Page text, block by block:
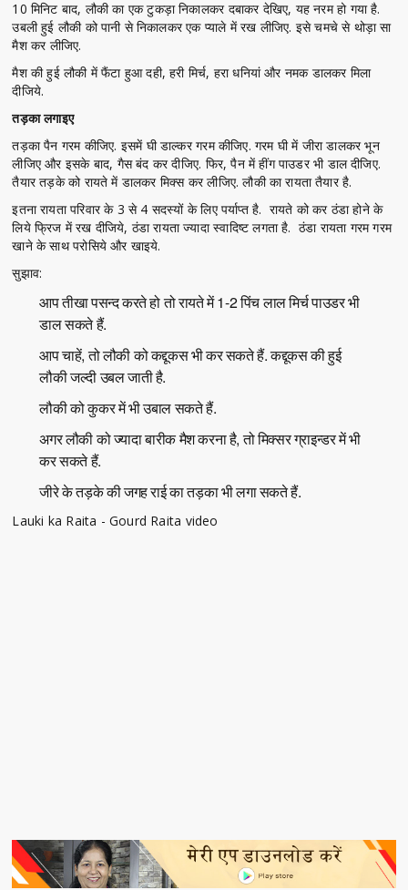
10 मिनिट बाद, लौकी का एक टुकड़ा निकालकर दबाकर देखिए, यह नरम हो गया है.
उबली हुई लौकी को पानी से निकालकर एक प्याले में रख लीजिए. इसे चमचे से थोड़ा सा
मैश कर लीजिए.
मैश की हुई लौकी में फैंटा हुआ दही, हरी मिर्च, हरा धनियां और नमक डालकर मिला
दीजिये.
तड़का लगाइए
तड़का पैन गरम कीजिए. इसमें घी डाल्कर गरम कीजिए. गरम घी में जीरा डालकर भून
लीजिए और इसके बाद, गैस बंद कर दीजिए. फिर, पैन में हींग पाउडर भी डाल दीजिए.
तैयार तड़के को रायते में डालकर मिक्स कर लीजिए. लौकी का रायता तैयार है.
इतना रायता परिवार के 3 से 4 सदस्यों के लिए पर्याप्त है. रायते को कर ठंडा होने के
लिये फ्रिज में रख दीजिये, ठंडा रायता ज्यादा स्वादिष्ट लगता है. ठंडा रायता गरम गरम
खाने के साथ परोसिये और खाइये.
सुझाव:
आप तीखा पसन्द करते हो तो रायते में 1-2 पिंच लाल मिर्च पाउडर भी
डाल सकते हैं.
आप चाहें, तो लौकी को कद्दूकस भी कर सकते हैं. कद्दूकस की हुई
लौकी जल्दी उबल जाती है.
लौकी को कुकर में भी उबाल सकते हैं.
अगर लौकी को ज्यादा बारीक मैश करना है, तो मिक्सर ग्राइन्डर में भी
कर सकते हैं.
जीरे के तड़के की जगह राई का तड़का भी लगा सकते हैं.
Lauki ka Raita - Gourd Raita video